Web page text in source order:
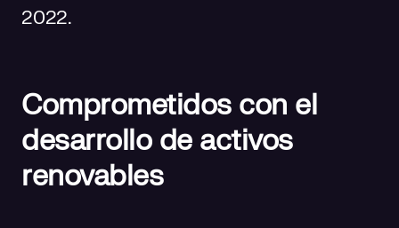
2022.
Comprometidos con el
desarrollo de activos
renovables